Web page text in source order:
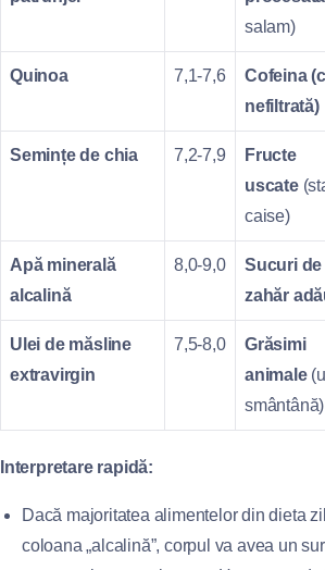
salam)
Quinoa 7,1‑7,6
Cofeina
nefiltrată)
Semințe de chia 7,2‑7,9
Fructe
uscate
caise)
Apă minerală
alcalină
8,0‑9,0
Sucuri
zahăr
Ulei de măsline
extravirgin
7,5‑8,0
Grăsimi
animale
smântână)
Interpretare rapidă:
Dacă majoritatea alimentelor din dieta
coloana „alcalină”, corpul va avea un